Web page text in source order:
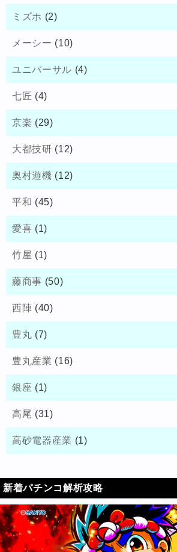
ミズホ (2)
メーシー (10)
ユニバーサル (4)
七匠 (4)
京楽 (29)
大都技研 (12)
奥村遊機 (12)
平和 (45)
愛喜 (1)
竹屋 (1)
藤商事 (50)
西陣 (40)
豊丸 (7)
豊丸産業 (16)
銀座 (1)
高尾 (31)
高砂電器産業 (1)
新着パチンコ解析攻略